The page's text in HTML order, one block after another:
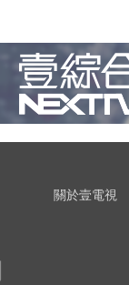
關於壹電視